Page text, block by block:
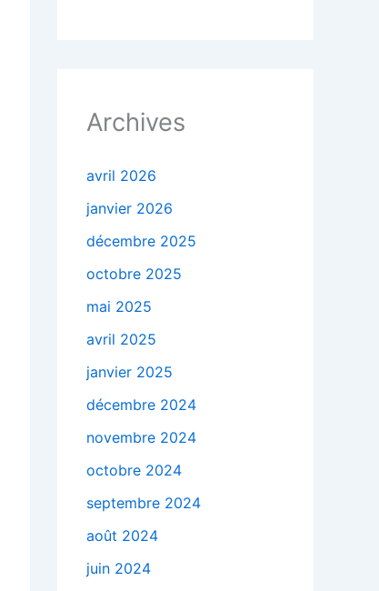
Archives
avril 2026
janvier 2026
décembre 2025
octobre 2025
mai 2025
avril 2025
janvier 2025
décembre 2024
novembre 2024
octobre 2024
septembre 2024
août 2024
juin 2024